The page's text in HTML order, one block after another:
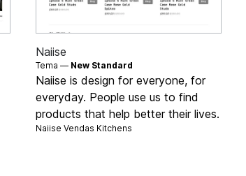
Naiise
Tema — New Standard
Naiise is design for everyone, for
everyday. People use us to find
products that help better their lives.
Naiise Vendas Kitchens